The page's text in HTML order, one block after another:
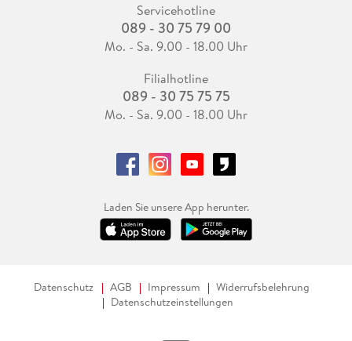
Servicehotline
089 - 30 75 79 00
Mo. - Sa. 9.00 - 18.00 Uhr
Filialhotline
089 - 30 75 75 75
Mo. - Sa. 9.00 - 18.00 Uhr
Laden Sie unsere App herunter.
Datenschutz AGB Impressum
Widerrufsbelehrung
Datenschutzeinstellungen